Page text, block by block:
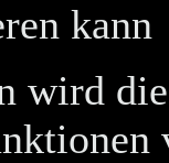
kann
wird